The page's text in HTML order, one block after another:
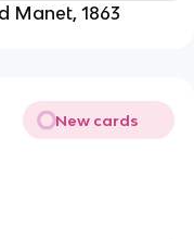
Manet, 1863
New cards